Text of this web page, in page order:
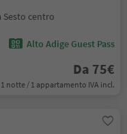
Sesto centro
Alto Adige Guest Pass
Da 75€
1 notte / 1 appartamento IVA incl.